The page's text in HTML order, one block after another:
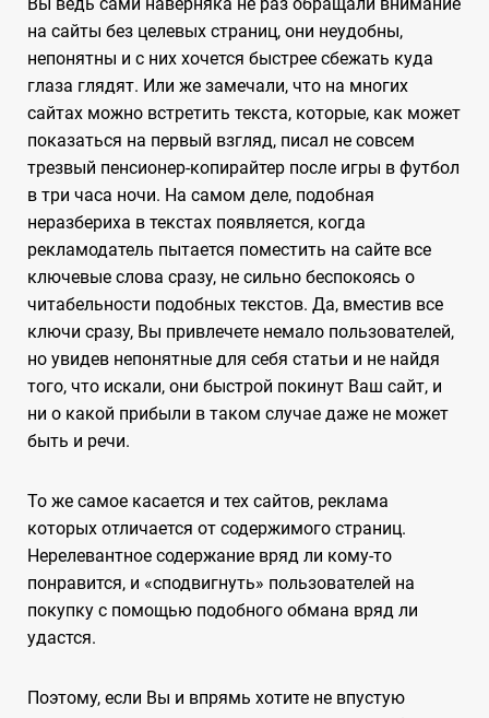
на сайты без целевых страниц, они неудобны,
непонятны и с них хочется быстрее сбежать куда
глаза глядят. Или же замечали, что на многих
сайтах можно встретить текста, которые, как может
показаться на первый взгляд, писал не совсем
трезвый пенсионер-копирайтер после игры в футбол
в три часа ночи. На самом деле, подобная
неразбериха в текстах появляется, когда
рекламодатель пытается поместить на сайте все
ключевые слова сразу, не сильно беспокоясь о
читабельности подобных текстов. Да, вместив все
ключи сразу, Вы привлечете немало пользователей,
но увидев непонятные для себя статьи и не найдя
того, что искали, они быстрой покинут Ваш сайт, и
ни о какой прибыли в таком случае даже не может
быть и речи.
То же самое касается и тех сайтов, реклама
которых отличается от содержимого страниц.
Нерелевантное содержание вряд ли кому-то
понравится, и «сподвигнуть» пользователей на
покупку с помощью подобного обмана вряд ли
удастся.
Поэтому, если Вы и впрямь хотите не впустую